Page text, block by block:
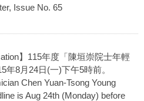
Issue No. 65
】115年度「陳垣崇院士年輕
8月24日(一)下午5時前。
Chen Yuan-Tsong Young
is Aug 24th (Monday) before